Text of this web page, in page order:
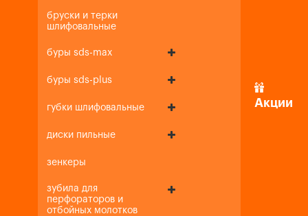
бруски и терки
шлифовальные
буры sds-max
буры sds-plus
губки шлифовальные
диски пильные
зенкеры
зубила для
перфораторов и
отбойных молотков
Акции